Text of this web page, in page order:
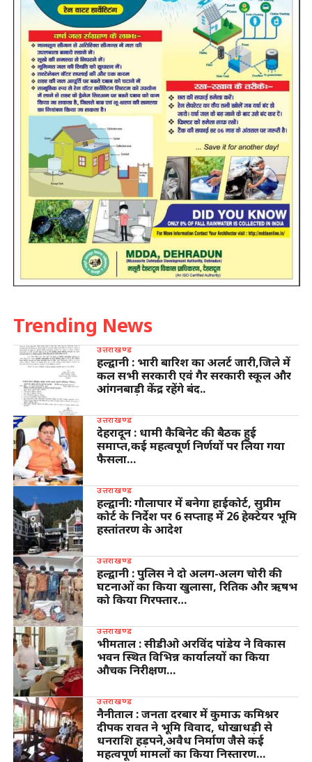
Trending News
उत्तराखण्ड
हल्द्वानी : भारी बारिश का अलर्ट जारी,जिले में
कल सभी सरकारी एवं गैर सरकारी स्कूल और
आंगनबाड़ी केंद्र रहेंगे बंद..
उत्तराखण्ड
देहरादून : धामी कैबिनेट की बैठक हुई
समाप्त,कई महत्वपूर्ण निर्णयों पर लिया गया
फैसला…
उत्तराखण्ड
हल्द्वानी: गौलापार में बनेगा हाईकोर्ट, सुप्रीम
कोर्ट के निर्देश पर 6 सप्ताह में 26 हेक्टेयर भूमि
हस्तांतरण के आदेश
उत्तराखण्ड
हल्द्वानी : पुलिस ने दो अलग-अलग चोरी की
घटनाओं का किया खुलासा, रितिक और ऋषभ
को किया गिरफ्तार…
उत्तराखण्ड
भीमताल : सीडीओ अरविंद पांडेय ने विकास
भवन स्थित विभिन्न कार्यालयों का किया
औचक निरीक्षण…
उत्तराखण्ड
नैनीताल : जनता दरबार में कुमाऊ कमिश्नर
दीपक रावत ने भूमि विवाद, धोखाधड़ी से
धनराशि हड़पने,अवैध निर्माण जैसे कई
महत्वपूर्ण मामलों का किया निस्तारण…